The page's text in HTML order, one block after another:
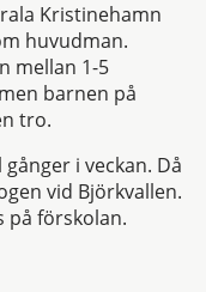
Kristinehamn
huvudman.
mellan 1-5
barnen på
tro.
i veckan. Då
vid Björkvallen.
på förskolan.